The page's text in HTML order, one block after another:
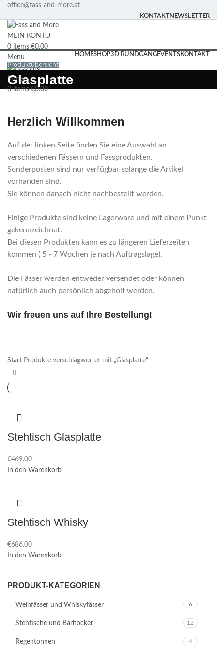
office@fass-and-more.at
KONTAKT NEWSLETTER
MEIN KONTO
0 items €0.00
Menu
0items €0.00
HOMESHOP3D RUNDGANGEVENTSKONTAKT
Produktübersicht
Glasplatte
PRODUKT-KATEGORIEN
Weinfässer und Whiskyfässer 6
Stehtische und Barhocker 12
Regentonnen 4
Herzlich Willkommen
Auf der linken Seite finden Sie eine Auswahl an
verschiedenen Fässern und Fassprodukten.
Sonderposten sind nur verfügbar solange die Artikel
vorhanden sind.
Sie können danach nicht nachbestellt werden.
Einige Produkte sind keine Lagerware und mit einem Punkt
gekennzeichnet.
Bei diesen Produkten kann es zu längeren Lieferzeiten
kommen ( 5 - 7 Wochen je nach Auftragslage).
Die Fässer werden entweder versendet oder können
natürlich auch persönlich abgeholt werden.
Wir freuen uns auf Ihre Bestellung!
Start Produkte verschlagwortet mit „Glasplatte“
Stehtisch Glasplatte
€469.00
In den Warenkorb
Stehtisch Whisky
€686.00
In den Warenkorb